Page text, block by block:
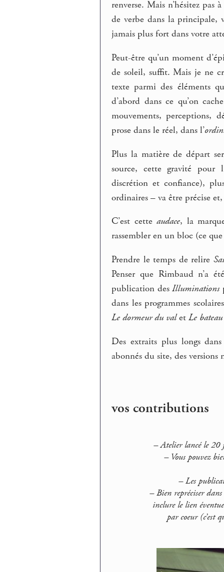
renverse. Mais n’hésitez pas
de verbe dans la principale,
jamais plus fort dans votre
Peut-être qu’un moment
de soleil, suffit. Mais je ne
texte parmi des éléments
d’abord dans ce qu’on
mouvements, perceptions,
prose dans le réel, dans l’
Plus la matière de départ
source, cette gravité pour
discrétion et confiance),
ordinaires – va être précise
C’est cetteaudace, la
rassembler en un bloc (ce
Prendre le temps de relire
Penser que Rimbaud n’a
publication desIlluminations
dans les programmes
Le dormeur du valetLe
Des extraits plus longs
abonnés du site, des
vos contributions
–Atelier lancé le
–Vous pouvez
–Les
–Bien repréciser
inclurele lien
par coeur (c’est